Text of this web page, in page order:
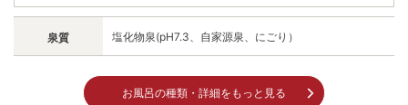
泉質 塩化物泉(pH7.3、自家源泉、にごり）
お風呂の種類・詳細をもっと見る